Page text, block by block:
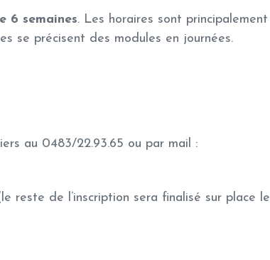
6 semaines. Les horaires sont principalement
se précisent des modules en journées.
au 0483/22.93.65 ou par mail :
reste de l’inscription sera finalisé sur place le